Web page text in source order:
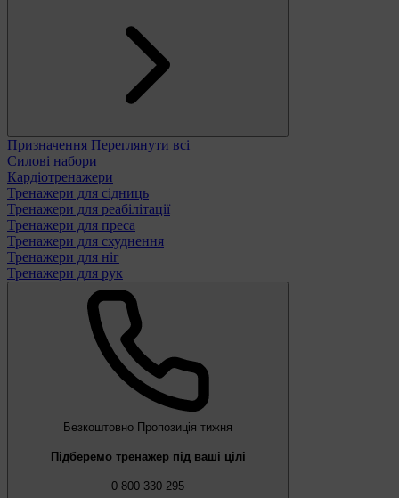
Призначення Переглянути всі
Силові набори
Кардіотренажери
Тренажери для сідниць
Тренажери для реабілітації
Тренажери для преса
Тренажери для схуднення
Тренажери для ніг
Тренажери для рук
Безкоштовно Пропозиція тижня
Підберемо тренажер під ваші цілі
0 800 330 295